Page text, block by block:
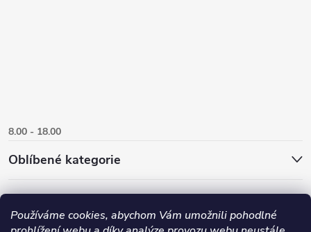
Používáme cookies, abychom Vám umožnili pohodlné
8.00 - 18.00
Oblíbené kategorie